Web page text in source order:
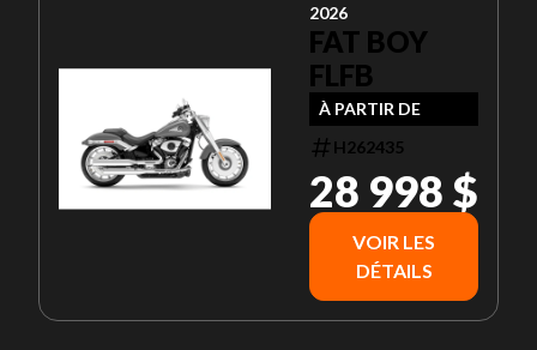
2026
FAT BOY
FLFB
À PARTIR DE
H262435
28 998 $
VOIR LES
DÉTAILS